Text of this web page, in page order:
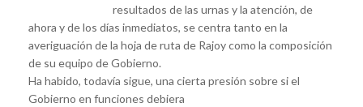
resultados de las urnas y la atención, de
ahora y de los días inmediatos, se centra tanto en la
averiguación de la hoja de ruta de Rajoy como la composición
de su equipo de Gobierno.
Ha habido, todavía sigue, una cierta presión sobre si el
Gobierno en funciones debiera